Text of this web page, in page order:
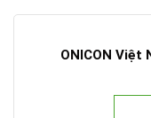
ONICON Việt